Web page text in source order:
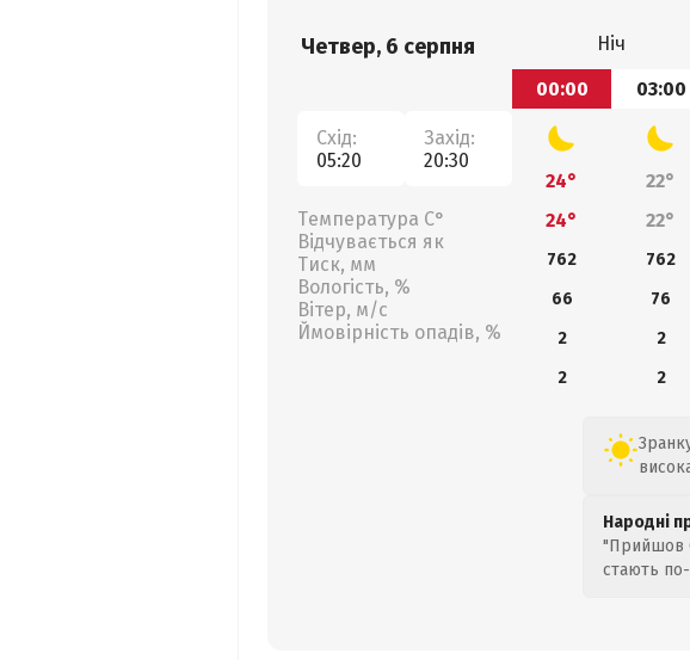
Четвер, 6 серпня
Схід:
05:20
Захід:
20:30
Температура С°
Відчувається як
Тиск, мм
Вологість, %
Вітер, м/с
Ймовірність опадів, %
Ніч
00:00
03:00
24° 22°
24°
22°
762 762
66
76
2
2
2
2
Народні
"Прийшов
стають